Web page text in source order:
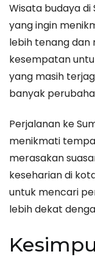
Wisata budaya
yang ingin
lebih tenang dan
kesempatan
yang masih
banyak
Perjalanan ke
menikmati
merasakan
keseharian di
untuk mencari
lebih dekat